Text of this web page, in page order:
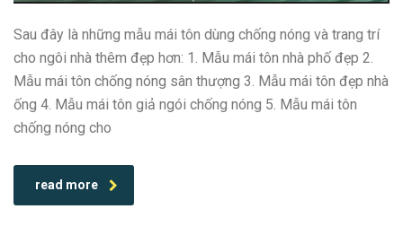
Sau đây là những mẫu mái tôn dùng chống nóng và trang trí
cho ngôi nhà thêm đẹp hơn: 1. Mẫu mái tôn nhà phố đẹp 2.
Mẫu mái tôn chống nóng sân thượng 3. Mẫu mái tôn đẹp nhà
ống 4. Mẫu mái tôn giả ngói chống nóng 5. Mẫu mái tôn
chống nóng cho
read more